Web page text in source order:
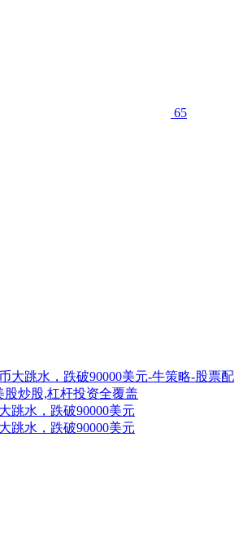
65
跳水，跌破90000美元
跳水，跌破90000美元